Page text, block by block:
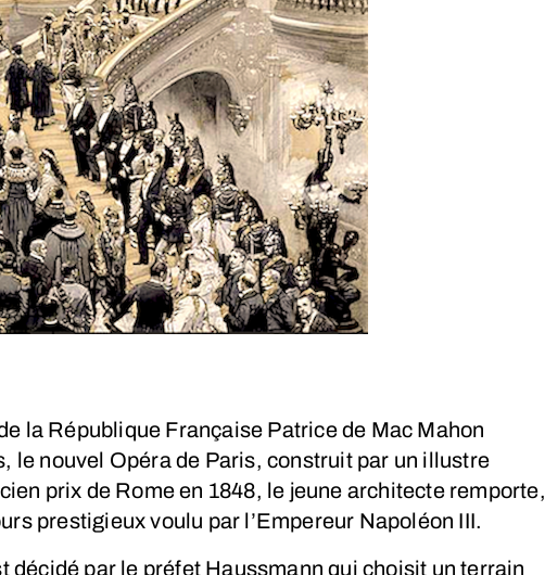
la République Française Patrice de Mac Mahon
le nouvel Opéra de Paris, construit par un illustre
prix de Rome en 1848, le jeune architecte remporte,
prestigieux voulu par l’Empereur Napoléon III.
décidé par le préfet Haussmann qui choisit un terrain